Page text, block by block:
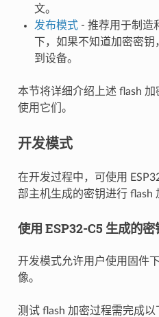
文。
发布模式- 推荐用于制造
下，如果不知道加密密
到设备。
本节将详细介绍上述 flash
使用它们。
开发模式
在开发过程中，可使用
部主机生成的密钥进行 flash
使用 ESP32-C5 生成的密
开发模式允许用户使用固件
像。
测试 flash 加密过程需完成以